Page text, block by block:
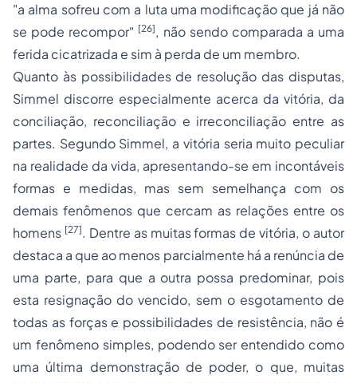
"a alma sofreu com a luta uma modificação que já não
se pode recompor" [26], não sendo comparada a uma
ferida cicatrizada e sim à perda de um membro.
Quanto às possibilidades de resolução das disputas,
Simmel discorre especialmente acerca da vitória, da
conciliação, reconciliação e irreconciliação entre as
partes. Segundo Simmel, a vitória seria muito peculiar
na realidade da vida, apresentando-se em incontáveis
formas e medidas, mas sem semelhança com os
demais fenômenos que cercam as relações entre os
homens [27]. Dentre as muitas formas de vitória, o autor
destaca a que ao menos parcialmente há a renúncia de
uma parte, para que a outra possa predominar, pois
esta resignação do vencido, sem o esgotamento de
todas as forças e possibilidades de resistência, não é
um fenômeno simples, podendo ser entendido como
uma última demonstração de poder, o que, muitas